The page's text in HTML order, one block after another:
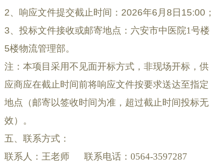
2、 响应文件提交截止时间： 2026年6 月8日15:00；
3、 投标文件接收或邮寄地点：六安市中医院1号楼
5楼物流管理部。
注：本项目采用不见面开标方式，非现场开标，供
应商应在截止时间前将响应文件按要求送达至指定
地点（邮寄以签收时间为准，超过截止时间投标无
效）。
五、联系方式：
联系人：王老师联系电话：0564-3597287